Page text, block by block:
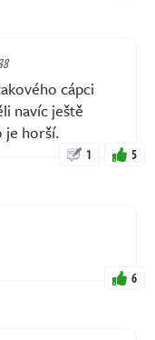
cápci
navíc ještě
je horší.
1 5
6